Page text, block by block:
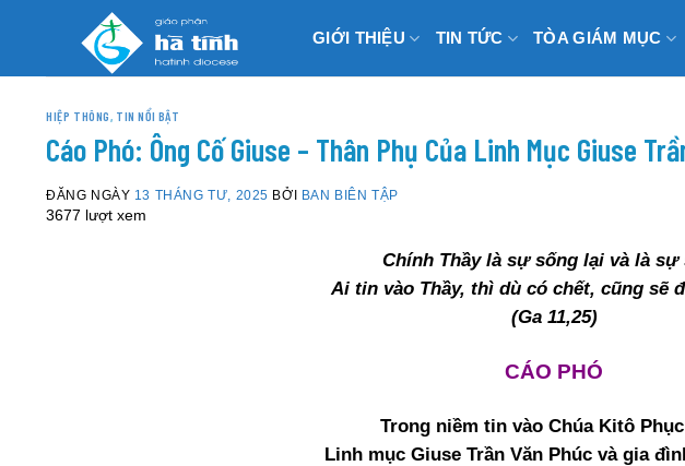
GIỚI THIỆU TIN TỨC TÒA GIÁM MỤC
HIỆP THÔNG, TIN NỔI BẬT
Cáo Phó: Ông Cố Giuse – Thân Phụ Của Linh Mục Giuse
ĐĂNG NGÀY 13 THÁNG TƯ, 2025 BỞI BAN BIÊN TẬP
3677 lượt xem
Chính Thầy là sự sống lại và là sự
Ai tin vào Thầy, thì dù có chết, cũng sẽ
(Ga 11,25)
CÁO PHÓ
Trong niềm tin vào Chúa Kitô
Linh mục Giuse Trần Văn Phúc và gia